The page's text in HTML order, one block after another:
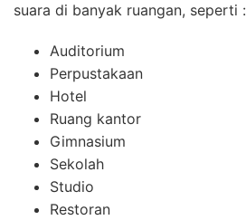
suara di banyak ruangan, seperti :
Auditorium
Perpustakaan
Hotel
Ruang kantor
Gimnasium
Sekolah
Studio
Restoran